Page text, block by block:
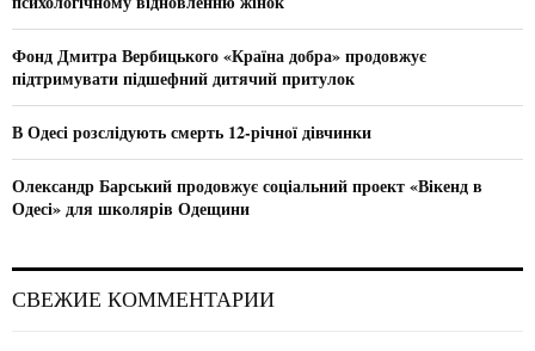
Фонд Дмитра Вербицького «Країна добра» продовжує
підтримувати підшефний дитячий притулок
В Одесі розслідують смерть 12-річної дівчинки
Олександр Барський продовжує соціальний проект «Вікенд в
Одесі» для школярів Одещини
СВЕЖИЕ КОММЕНТАРИИ